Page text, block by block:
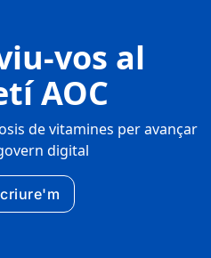
vos al
AOC
de vitamines per avançar
digital